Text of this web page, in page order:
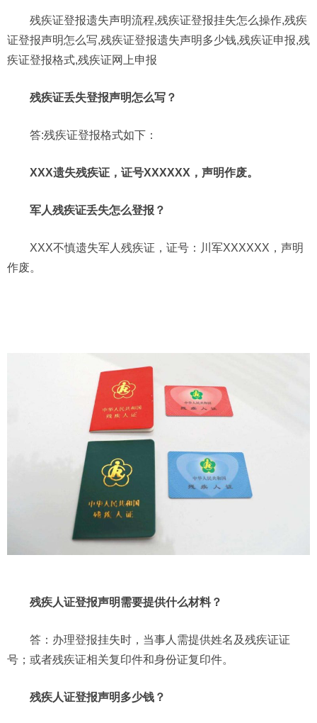
残疾证登报遗失声明流程,残疾证登报挂失怎么操作,残疾
证登报声明怎么写,残疾证登报遗失声明多少钱,残疾证申报,残
疾证登报格式,残疾证网上申报
残疾证丢失登报声明怎么写？
答:残疾证登报格式如下：
XXX遗失残疾证，证号XXXXXX，声明作废。
军人残疾证丢失怎么登报？
XXX不慎遗失军人残疾证，证号：川军XXXXXX，声明
作废。
残疾人证登报声明需要提供什么材料？
答：办理登报挂失时，当事人需提供姓名及残疾证证
号；或者残疾证相关复印件和身份证复印件。
残疾人证登报声明多少钱？